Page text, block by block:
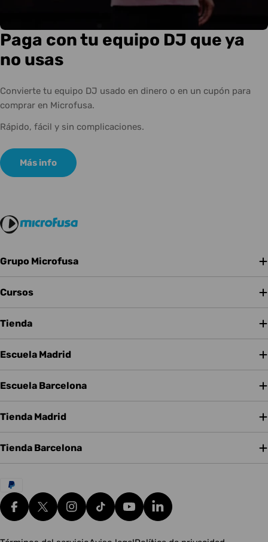
Paga con tu equipo DJ que ya
no usas
Convierte tu equipo DJ usado en dinero o en un cupón para
comprar en Microfusa.
Rápido, fácil y sin complicaciones.
Más info
Grupo Microfusa
Cursos
Tienda
Escuela Madrid
Escuela Barcelona
Tienda Madrid
Tienda Barcelona
Métodos
de
pagoFacebookX (Twitter)Instagram
tiktok YouTubeTranslation missing: